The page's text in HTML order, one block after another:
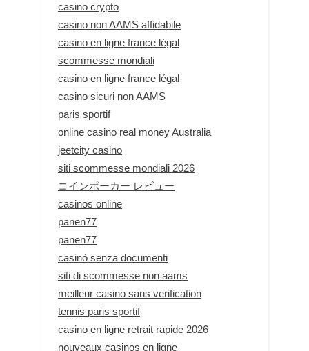
casino crypto
casino non AAMS affidabile
casino en ligne france légal
scommesse mondiali
casino en ligne france légal
casino sicuri non AAMS
paris sportif
online casino real money Australia
jeetcity casino
siti scommesse mondiali 2026
コインポーカー レビュー
casinos online
panen77
panen77
casinò senza documenti
siti di scommesse non aams
meilleur casino sans verification
tennis paris sportif
casino en ligne retrait rapide 2026
nouveaux casinos en ligne